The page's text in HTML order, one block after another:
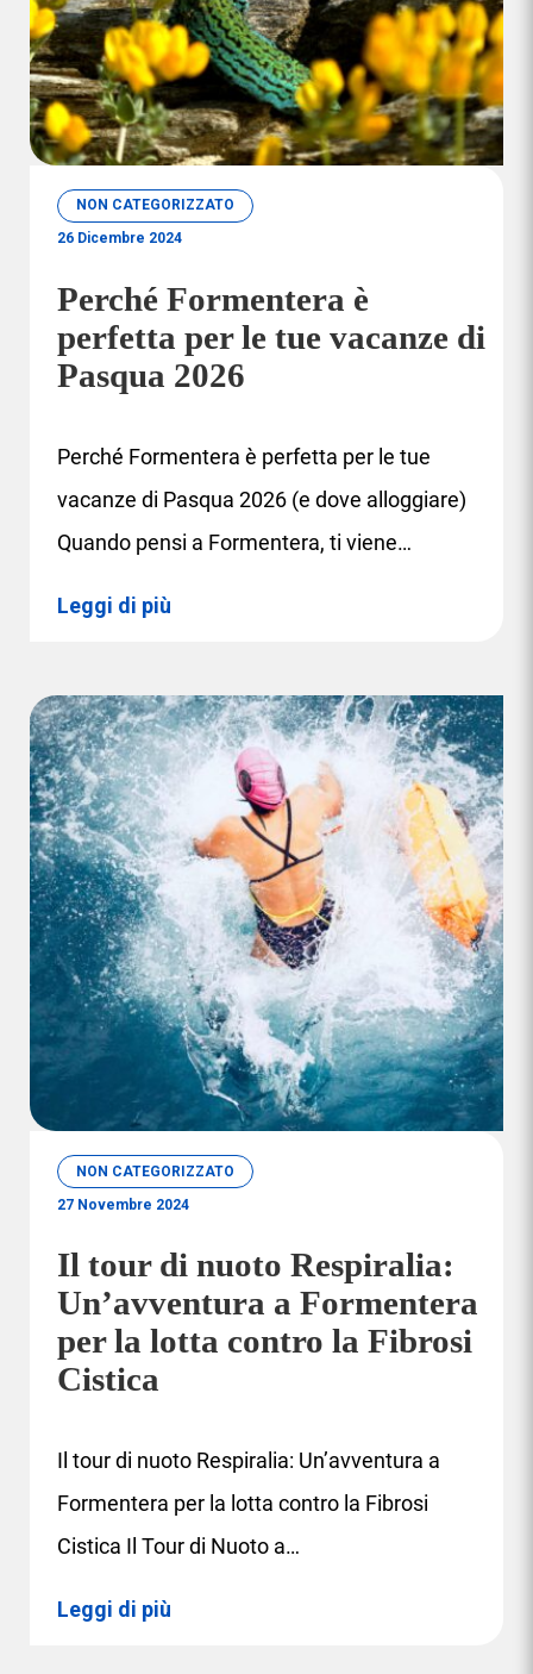
NON CATEGORIZZATO
26 Dicembre 2024
Perché Formentera è
perfetta per le tue vacanze di
Pasqua 2026
Perché Formentera è perfetta per le tue
vacanze di Pasqua 2026 (e dove alloggiare)
Quando pensi a Formentera, ti viene…
Leggi di più
NON CATEGORIZZATO
27 Novembre 2024
Il tour di nuoto Respiralia:
Un’avventura a Formentera
per la lotta contro la Fibrosi
Cistica
Il tour di nuoto Respiralia: Un’avventura a
Formentera per la lotta contro la Fibrosi
Cistica Il Tour di Nuoto a…
Leggi di più